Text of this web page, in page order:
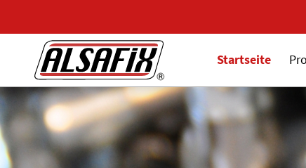
Startseite